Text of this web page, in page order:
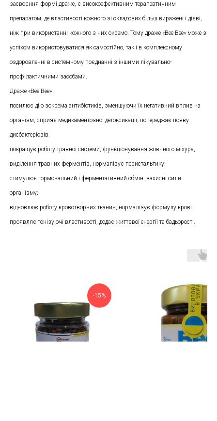
засвоєння формі драже, є високоефективним терапевтичним
препаратом, де властивості кожного зі складових більш виражені і дієві,
ніж при використанні кожного з них окремо. Тому драже «Bee Bee» може з
успіхом використовуватися як самостійно, так і в комплексному
оздоровленні в системному поєднанні з іншими лікувально-
профілактичними засобами.
Драже «Bee Bee»
посилює дію зокрема антибіотиків, зменшуючи їх негативний вплив на
організм, сприяє медикаментозної детоксикації, попереджає появу
дисбактеріозів.
покращує роботу травної системи, функціонування жовчного міхура,
виділення травних ферментів, нормалізує перистальтику;
стимулює гормональний і ферментативний обмін, захисні сили
організму;
відновлює роботу кровотворних тканин, нормалізує формулу крові.
проявляє тонізуючі властивості, додає життєвої енергії та бадьорості.
-15%